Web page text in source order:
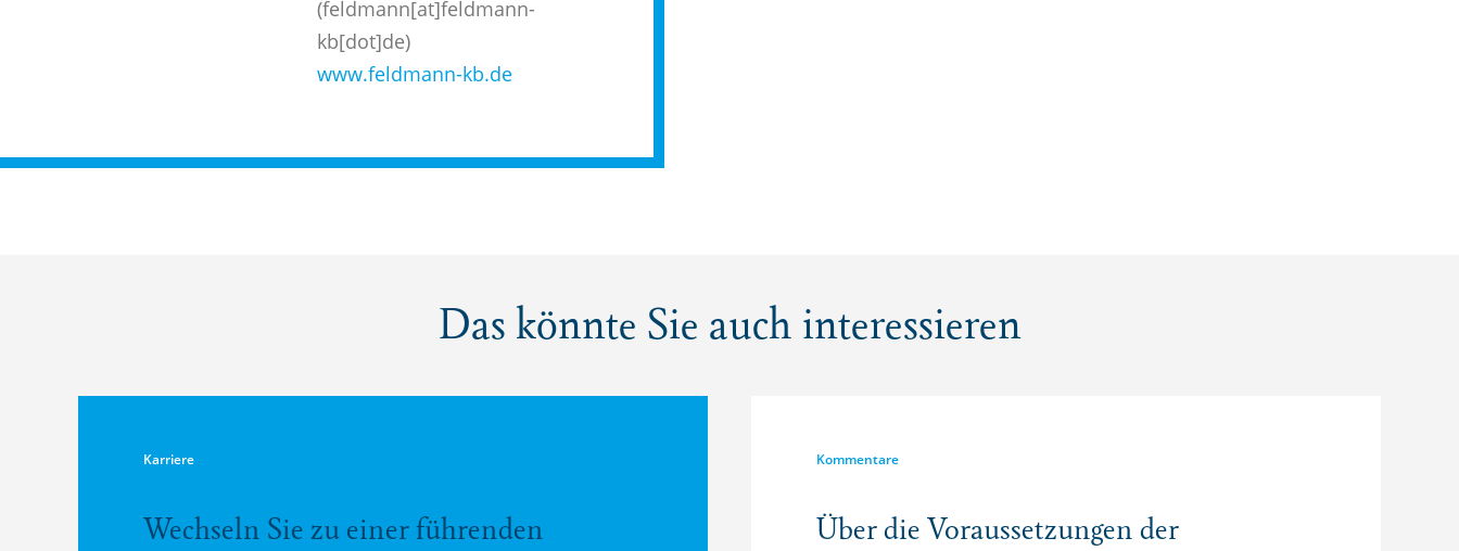
(feldmann[at]feldmann-
kb[dot]de)
www.feldmann-kb.de
Das könnte Sie auch interessieren
Karriere
Wechseln Sie zu einer führenden
Kommentare
Über die Voraussetzungen der